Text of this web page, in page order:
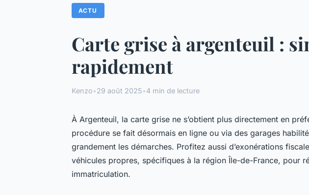
ACTU
Carte grise à argenteuil :
rapidement
Kenzo•29 août 2025•4 min de lecture
À Argenteuil, la carte grise ne s’obtient plus directement en
procédure se fait désormais en ligne ou via des garages
grandement les démarches. Profitez aussi d’exonérations
véhicules propres, spécifiques à la région Île-de-France, pour
immatriculation.